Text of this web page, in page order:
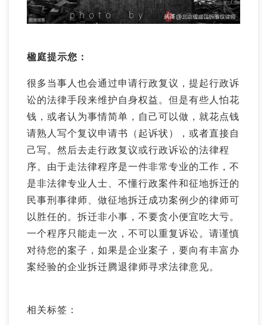
楹庭提示您：
很多当事人也会通过申请行政复议，提起行政诉
讼的法律手段来维护自身权益。但是有些人怕花
钱，或者认为事情简单，自己可以做，就花点钱
请熟人写个复议申请书（起诉状），或者直接自
己写。然后去走行政复议或行政诉讼的法律程
序。由于走法律程序是一件非常专业的工作，不
是非法律专业人士、不懂行政案件和征地拆迁的
民事刑事律师、做征地拆迁成功案例少的律师可
以胜任的。拆迁非小事，不要贪小便宜吃大亏。
一个程序只能走一次，不可以重复诉讼。请谨慎
对待您的案子，如果是企业案子，要向有丰富办
案经验的企业拆迁腾退律师寻求法律意见。
相关标签：